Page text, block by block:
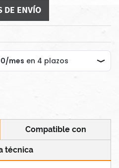
DE ENVÍO
Compatible con
técnica